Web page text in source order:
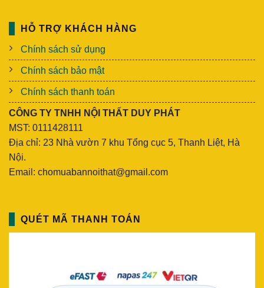
HỖ TRỢ KHÁCH HÀNG
Chính sách sử dụng
Chính sách bảo mật
Chính sách thanh toán
CÔNG TY TNHH NỘI THẤT DUY PHÁT
MST: 0111428111
Địa chỉ: 23 Nhà vườn 7 khu Tổng cục 5, Thanh Liệt, Hà
Nội.
Email: chomuabannoithat@gmail.com
QUÉT MÃ THANH TOÁN